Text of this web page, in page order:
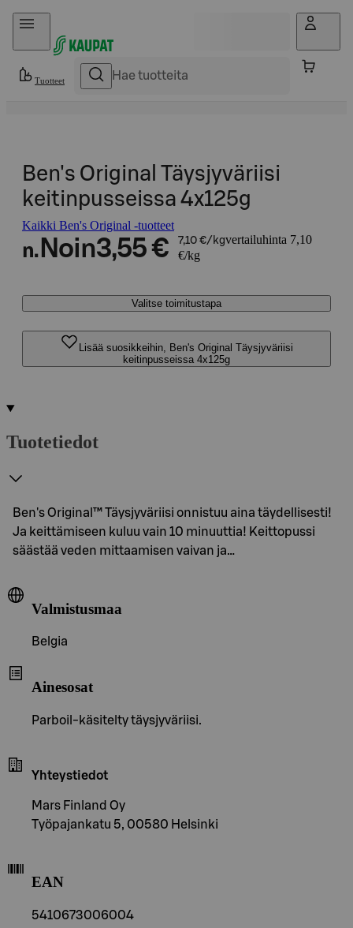
Hyppää sisältöön
Tuotteet
Ben's Original Täysjyväriisi
keitinpusseissa 4x125g
Kaikki Ben's Original -tuotteet
n. Noin3,55 € 7,10 €/kgvertailuhinta 7,10
€/kg
Valitse toimitustapa
Lisää suosikkeihin, Ben's Original Täysjyväriisi
keitinpusseissa 4x125g
Tuotetiedot
Ben's Original™ Täysjyväriisi onnistuu aina täydellisesti!
Ja keittämiseen kuluu vain 10 minuuttia! Keittopussi
säästää veden mittaamisen vaivan ja…
Valmistusmaa
Belgia
Ainesosat
Parboil-käsitelty täysjyväriisi.
Yhteystiedot
Mars Finland Oy
Työpajankatu 5, 00580 Helsinki
EAN
5410673006004